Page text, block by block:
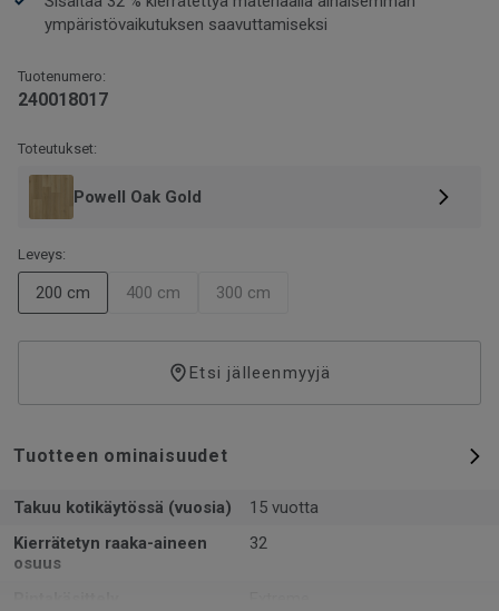
ympäristövaikutuksen saavuttamiseksi
Tuotenumero:
240018017
Toteutukset:
Powell Oak Gold
Leveys:
200 cm 400 cm 300 cm
Etsi jälleenmyyjä
Tuotteen ominaisuudet
Takuu kotikäytössä (vuosia)
15 vuotta
Kierrätetyn raaka-aineen
osuus
32